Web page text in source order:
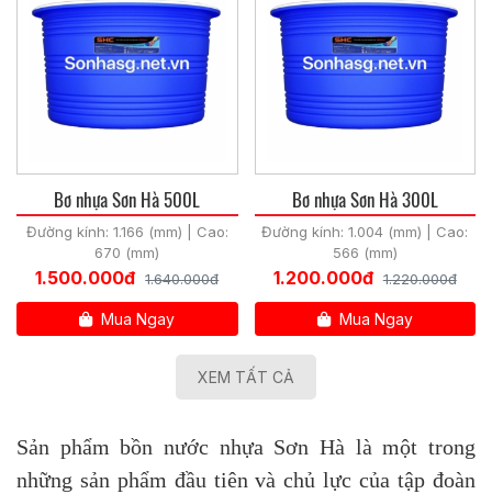
Bơ nhựa Sơn Hà 500L
Đường kính: 1.166 (mm) | Cao:
670 (mm)
1.500.000đ 1.640.000đ
Mua Ngay
Bơ nhựa Sơn Hà 300L
Đường kính: 1.004 (mm) | Cao:
566 (mm)
1.200.000đ 1.220.000đ
Mua Ngay
XEM TẤT CẢ
Sản phẩm bồn nước nhựa Sơn Hà là một trong
những sản phẩm đầu tiên và chủ lực của tập đoàn